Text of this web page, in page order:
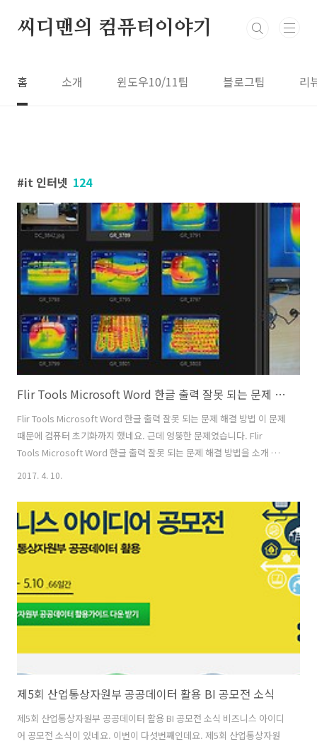
씨디맨의 컴퓨터이야기
홈 소개 윈도우10/11팁 블로그팁 리
it 인터넷 124
Flir Tools Microsoft Word 한글 출력 잘못 되는 문제 해결 방법
Flir Tools Microsoft Word 한글 출력 잘못 되는 문제 해결 방법 이 문제
때문에 컴퓨터 초기화까지 했네요. 근데 엉뚱한 문제였습니다. Flir
Tools Microsoft Word 한글 출력 잘못 되는 문제 해결 방법을 소개 합
니다. 최근에 플리어툴 버전이 업데이트 되면서 이런 문제가 있네요. Flir
그인이 추가되면서 한글이 잘못 입력이 되고 띄워지면서 입력되는것을
말하는데요. 영문에서는 문제가 없지만 한글 입력에서는 문제가 있네요.
제가 사용하는 플리어툴+ 입니다. 플러스 버전은 유료버전 입니다. 가격
도 꽤 나가죠. 근데 버전업이 되면서 좋은점도 있는데 불편한점도 생기네
2017. 4. 10.
제5회 산업통상자원부 공공데이터 활용 BI 공모전 소식
제5회 산업통상자원부 공공데이터 활용 BI 공모전 소식 비즈니스 아이디
어 공모전 소식이 있네요. 이번이 다섯번째인데요. 제5회 산업통상자원